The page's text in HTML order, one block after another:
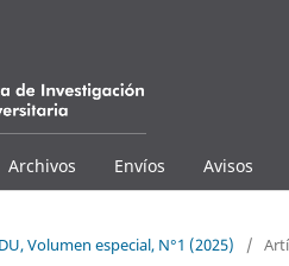
Archivos Envíos Avisos
Volumen especial, N°1 (2025) /